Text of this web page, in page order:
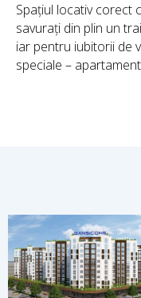
Spațiul locativ corect
savurați din plin un
iar pentru iubitorii de
speciale –